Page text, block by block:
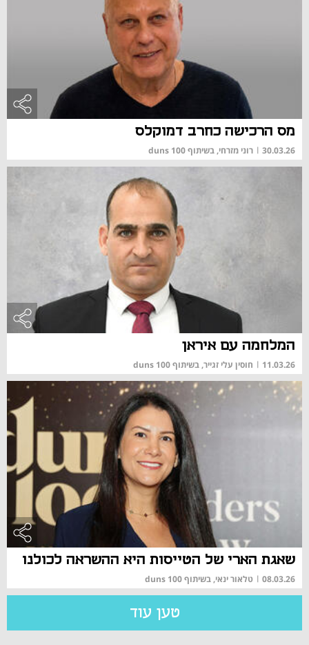
מס הרכישה כחרב דמוקלס
30.03.26
| רוני מזרחי, בשיתוף duns 100
המלחמה עם איראן
11.03.26
| חוסין עלי זגייר, בשיתוף duns 100
שאגת הארי של הטייסות היא ההשראה לכולנו
08.03.26
| טלאור ינאי, בשיתוף duns 100
טען עוד